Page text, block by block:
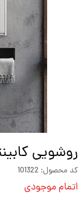
روشویی
کد محصول: 101322
اتمام موجودی